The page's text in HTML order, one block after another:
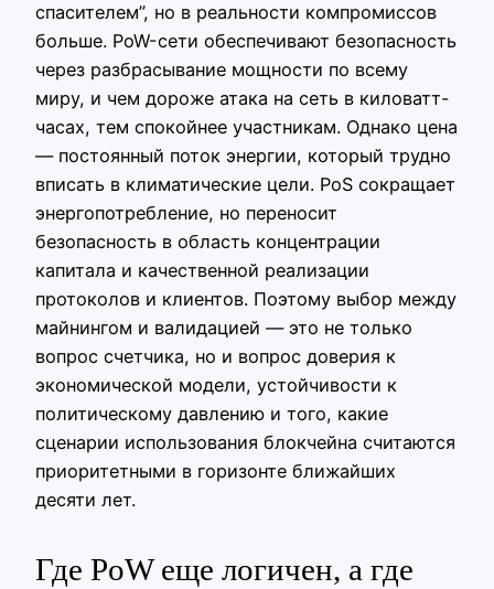
спасителем”, но в реальности компромиссов
больше. PoW-сети обеспечивают безопасность
через разбрасывание мощности по всему
миру, и чем дороже атака на сеть в киловатт-
часах, тем спокойнее участникам. Однако цена
— постоянный поток энергии, который трудно
вписать в климатические цели. PoS сокращает
энергопотребление, но переносит
безопасность в область концентрации
капитала и качественной реализации
протоколов и клиентов. Поэтому выбор между
майнингом и валидацией — это не только
вопрос счетчика, но и вопрос доверия к
экономической модели, устойчивости к
политическому давлению и того, какие
сценарии использования блокчейна считаются
приоритетными в горизонте ближайших
десяти лет.
Где PoW еще логичен, а где